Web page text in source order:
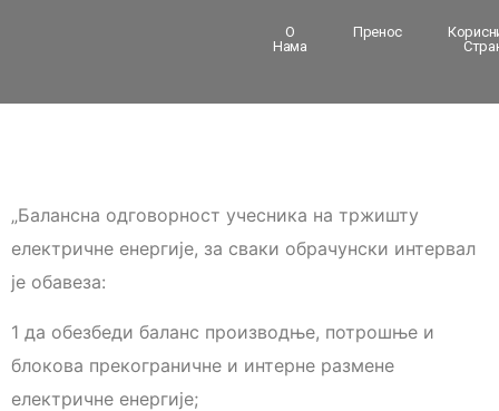
О
Нама
Пренос
„Балансна одговорност учесника на тржишту
електричне енергије, за сваки обрачунски интервал
је обавеза:
1 да обезбеди баланс производње, потрошње и
блокова прекограничне и интерне размене
електричне енергије;